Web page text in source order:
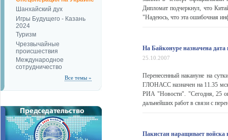
Шанхайский дух
Игры Будущего - Казань
2024
Туризм
Чрезвычайные
происшествия
Международное
сотрудничество
Все темы »
Дипломат подчеркнул, что
"Надеюсь, что эта ошибочная
На Байконуре назначена
25.10.2007
Перенесенный накануне на
ГЛОНАСС назначен на 11.35
РИА "Новости". "Сегодня, 25
дальнейших работ в связи с
Пакистан наращивает войска